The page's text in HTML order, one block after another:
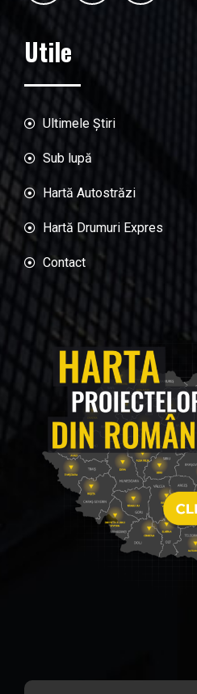
Utile
Ultimele Știri
Sub lupă
Hartă Autostrăzi
Hartă Drumuri Expres
Contact